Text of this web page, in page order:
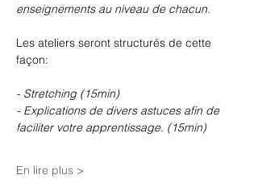
enseignements au niveau de chacun.
Les ateliers seront structurés de cette
façon:
- Stretching (15min)
- Explications de divers astuces afin de
faciliter votre apprentissage. (15min)
En lire plus >